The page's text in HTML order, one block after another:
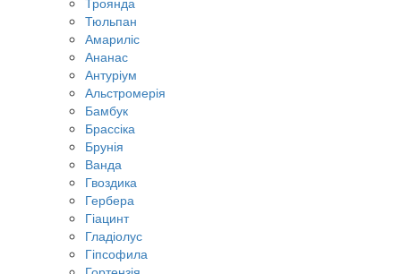
Тюльпан
Амариліс
Ананас
Антуріум
Альстромерія
Бамбук
Брассіка
Брунія
Ванда
Гвоздика
Гербера
Гіацинт
Гладіолус
Гіпсофила